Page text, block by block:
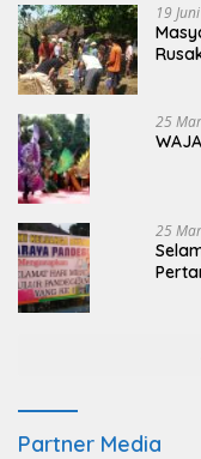
19
25
25
Partner Media